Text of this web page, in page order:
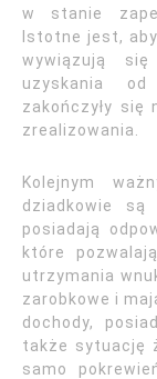
w stanie
Istotne jest,
wywiązują
uzyskania
zakończyły się
zrealizowania.
Kolejnym
dziadkowie
posiadają
które
utrzymania
zarobkowe i
dochody,
także sytuację
samo